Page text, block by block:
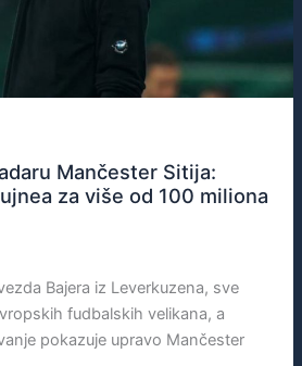
Mančester Sitija:
za više od 100 miliona
Bajera iz Leverkuzena, sve
fudbalskih velikana, a
pokazuje upravo Mančester